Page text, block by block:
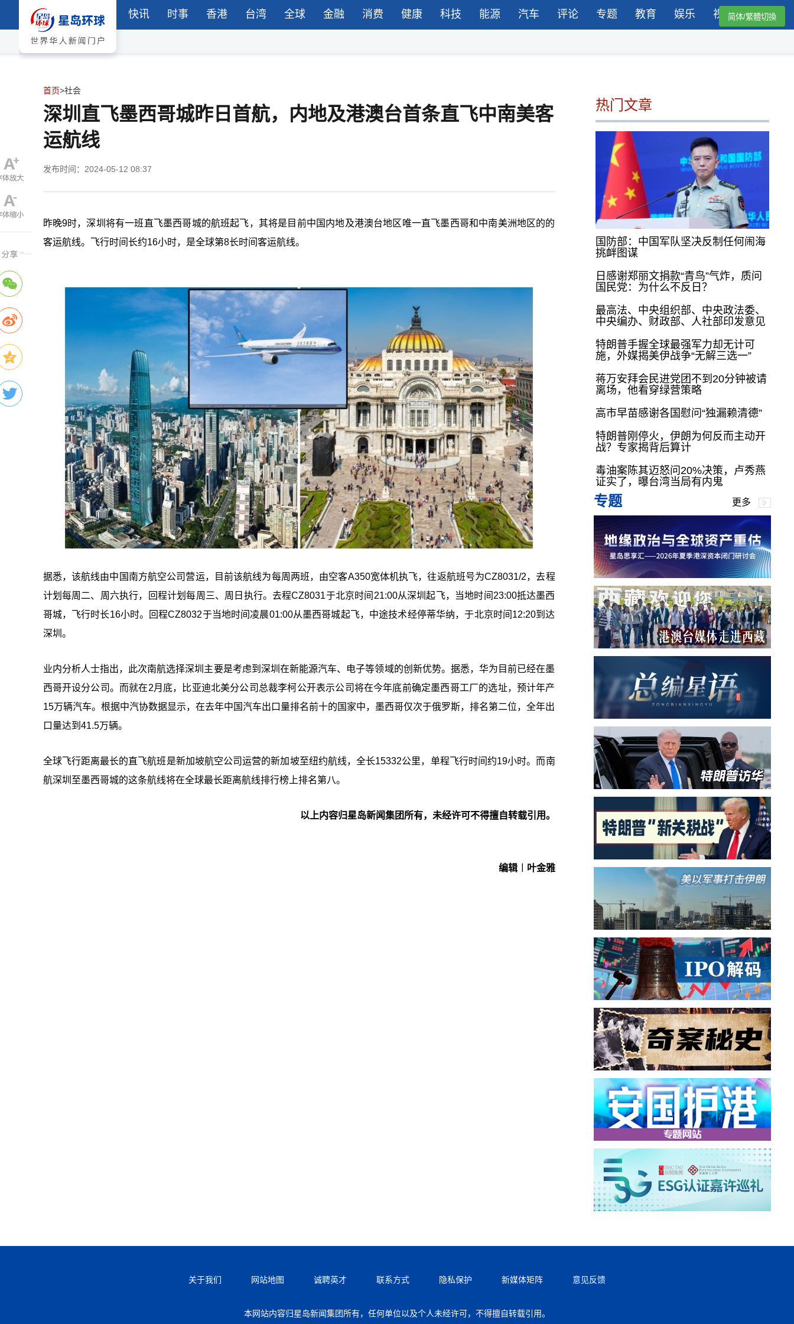
快讯 时事 香港 台湾 全球 金融 消费 健康 科技 能源 汽车 评论 专题 教育 娱乐 视频简体/繁體切換
首页>社会
深圳直飞墨西哥城昨日首航，内地及港澳台首条直飞中南美客
运航线
发布时间：2024-05-12 08:37
昨晚9时，深圳将有一班直飞墨西哥城的航班起飞，其将是目前中国内地及港澳台地区唯一直飞墨西哥和中南美洲地区的的
客运航线。飞行时间长约16小时，是全球第8长时间客运航线。
据悉，该航线由中国南方航空公司营运，目前该航线为每周两班，由空客A350宽体机执飞，往返航班号为CZ8031/2，去程
计划每周二、周六执行，回程计划每周三、周日执行。去程CZ8031于北京时间21:00从深圳起飞，当地时间23:00抵达墨西
哥城，飞行时长16小时。回程CZ8032于当地时间凌晨01:00从墨西哥城起飞，中途技术经停蒂华纳，于北京时间12:20到达
深圳。
业内分析人士指出，此次南航选择深圳主要是考虑到深圳在新能源汽车、电子等领域的创新优势。据悉，华为目前已经在墨
西哥开设分公司。而就在2月底，比亚迪北美分公司总裁李柯公开表示公司将在今年底前确定墨西哥工厂的选址，预计年产
15万辆汽车。根据中汽协数据显示，在去年中国汽车出口量排名前十的国家中，墨西哥仅次于俄罗斯，排名第二位，全年出
口量达到41.5万辆。
全球飞行距离最长的直飞航班是新加坡航空公司运营的新加坡至纽约航线，全长15332公里，单程飞行时间约19小时。而南
航深圳至墨西哥城的这条航线将在全球最长距离航线排行榜上排名第八。
以上内容归星岛新闻集团所有，未经许可不得擅自转载引用。
编辑︱叶金雅
热门文章
国防部：中国军队坚决反制任何闹海
挑衅图谋
日感谢郑丽文捐款“青鸟”气炸，质问
国民党：为什么不反日？
最高法、中央组织部、中央政法委、
中央编办、财政部、人社部印发意见
特朗普手握全球最强军力却无计可
施，外媒揭美伊战争“无解三选一”
蒋万安拜会民进党团不到20分钟被请
离场，他看穿绿营策略
高市早苗感谢各国慰问“独漏赖清德”
特朗普刚停火，伊朗为何反而主动开
战？专家揭背后算计
毒油案陈其迈怒问20%决策，卢秀燕
证实了，曝台湾当局有内鬼
专题 更多
关于我们 网站地图 诚聘英才 联系方式 隐私保护 新媒体矩阵 意见反馈
本网站内容归星岛新闻集团所有，任何单位以及个人未经许可，不得擅自转载引用。